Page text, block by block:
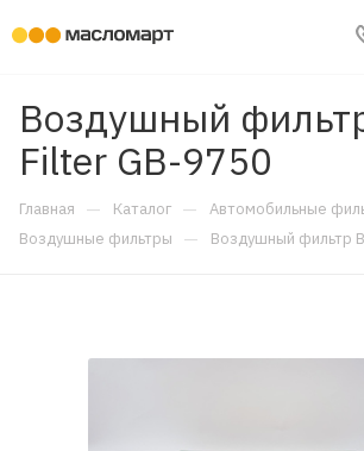
Воздушный
Filter GB-9750
Главная — Каталог — Автомобильные
Воздушные фильтры — Воздушный фильтр